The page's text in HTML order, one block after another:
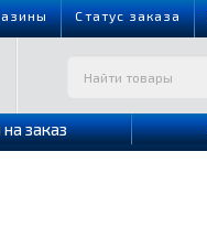
Cтатус заказа
заказ